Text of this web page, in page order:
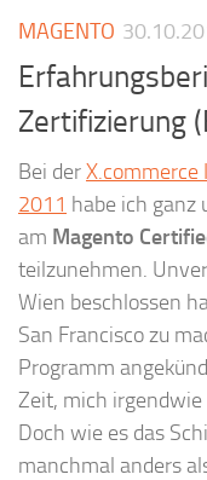
MAGENTO
Zertifizierung
Bei derX.commerce
2011 habe ich ganz
am Magento
teilzunehmen.
Wien beschlossen
San Francisco zu
Programm
Zeit, mich
Doch wie es das
manchmal anders